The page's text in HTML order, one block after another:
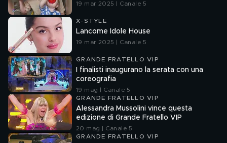
19 mar 2025 | Canale 5
X-STYLE
Lancome Idole House
19 mar 2025 | Canale 5
GRANDE FRATELLO VIP
I finalisti inaugurano la serata con una
coreografia
19 mag | Canale 5
GRANDE FRATELLO VIP
Alessandra Mussolini vince questa
edizione di Grande Fratello VIP
20 mag | Canale 5
GRANDE FRATELLO VIP